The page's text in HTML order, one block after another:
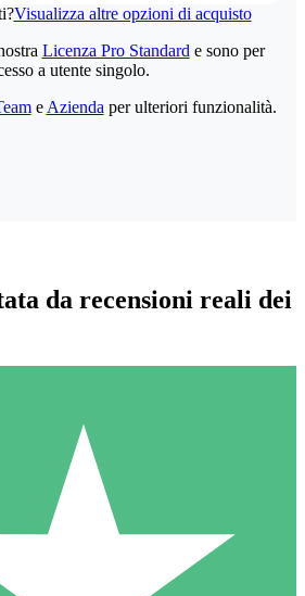
Visualizza altre opzioni di acquisto
di Crediti Individuali
crediti di download. Nessun impegno
Licenza Pro Standard e sono per
a utente singolo.
e Azienda per ulteriori funzionalità.
da recensioni reali dei